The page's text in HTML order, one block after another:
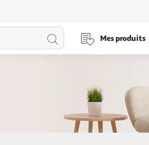
Lancer
recherche
Mes produits